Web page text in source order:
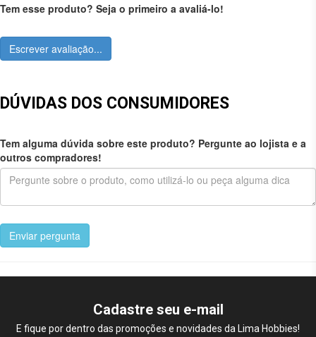
Tem esse produto? Seja o primeiro a avaliá-lo!
Escrever avaliação...
DÚVIDAS DOS CONSUMIDORES
Tem alguma dúvida sobre este produto? Pergunte ao lojista e a
outros compradores!
Enviar pergunta
Cadastre seu e-mail
E fique por dentro das promoções e novidades da Lima Hobbies!